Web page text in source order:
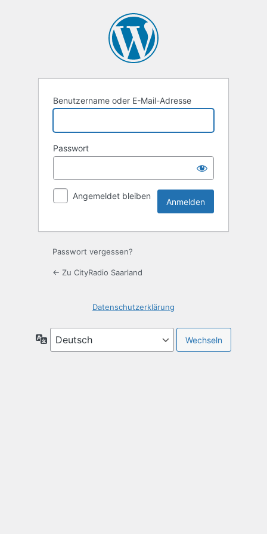
Benutzername oder E-Mail-Adresse
Passwort
Angemeldet bleiben
Passwort vergessen?
← Zu CityRadio Saarland
Datenschutzerklärung
Sprache